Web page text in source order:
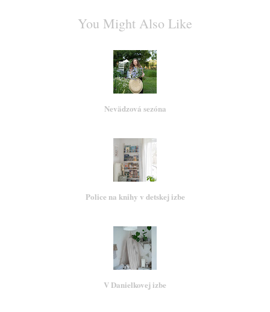
You Might Also Like
Nevädzová sezóna
Police na knihy v detskej izbe
V Danielkovej izbe